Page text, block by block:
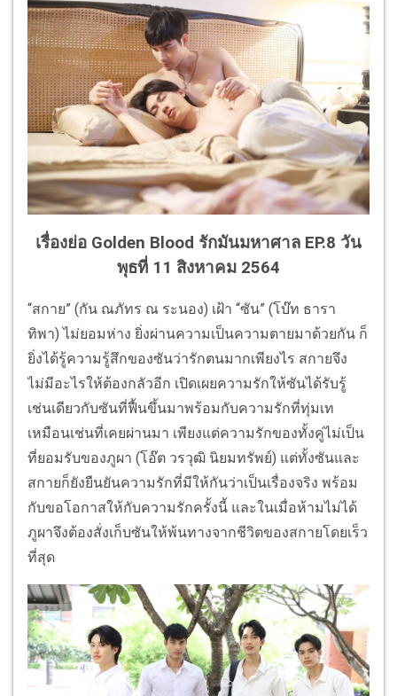
เรื่องย่อ Golden Blood รักมันมหาศาล EP.8 วัน
พุธที่ 11 สิงหาคม 2564
“สกาย” (กัน ณภัทร ณ ระนอง) เฝ้า “ซัน” (โบ๊ท ธารา
ทิพา) ไม่ยอมห่าง ยิ่งผ่านความเป็นความตายมาด้วยกัน ก็
ยิ่งได้รู้ความรู้สึกของซันว่ารักตนมากเพียงไร สกายจึง
ไม่มีอะไรให้ต้องกลัวอีก เปิดเผยความรักให้ซันได้รับรู้
เช่นเดียวกับซันที่ฟื้นขึ้นมาพร้อมกับความรักที่ทุ่มเท
เหมือนเช่นที่เคยผ่านมา เพียงแต่ความรักของทั้งคู่ไม่เป็น
ที่ยอมรับของภูผา (โอ๊ต วรวุฒิ นิยมทรัพย์) แต่ทั้งซันและ
สกายก็ยังยืนยันความรักที่มีให้กันว่าเป็นเรื่องจริง พร้อม
กับขอโอกาสให้กับความรักครั้งนี้ และในเมื่อห้ามไม่ได้
ภูผาจึงต้องสั่งเก็บซันให้พ้นทางจากชีวิตของสกายโดยเร็ว
ที่สุด